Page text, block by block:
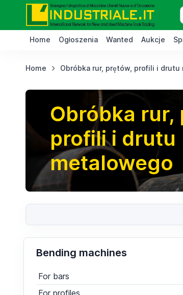
Home Ogłoszenia Wanted Aukcje
Home Obróbka rur, prętów, profili i
Obróbka rur,
profili i drutu
metalowego
Bending machines
For bars
For profiles